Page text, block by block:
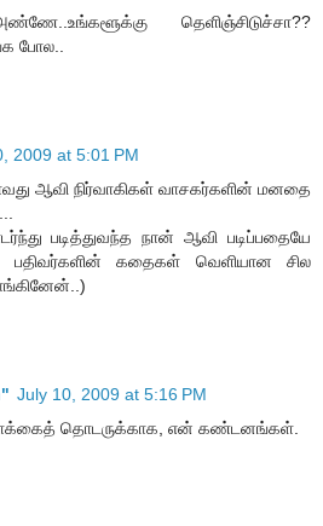
தெளிஞ்சிடுச்சா??
போல..
2009 at 5:01 PM
ஆவி நிர்வாகிகள் வாசகர்களின் மனதை
படித்துவந்த நான் ஆவி படிப்பதையே
பதிவர்களின் கதைகள் வெளியான சில
July 10, 2009 at 5:16 PM
தொடருக்காக, என் கண்டனங்கள்.